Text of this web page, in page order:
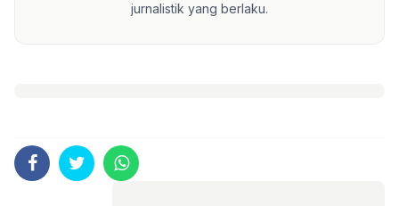
jurnalistik yang berlaku.